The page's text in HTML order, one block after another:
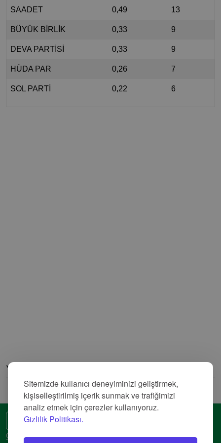
Sitemizde kullanıcı deneyiminizi geliştirmek,
kişiselleştirilmiş içerik sunmak ve trafiğimizi
analiz etmek için çerezler kullanıyoruz.
Gizlilik Politikası.
SAADET 0,49 13
BÜYÜK BİRLİK 0,33 9
DEVA PARTİSİ 0,33 9
HÜDA PAR 0,26 7
SOL PARTİ 0,22 6
Yorumlar
🌍 Başka bir dil
Gizlilik Politikası